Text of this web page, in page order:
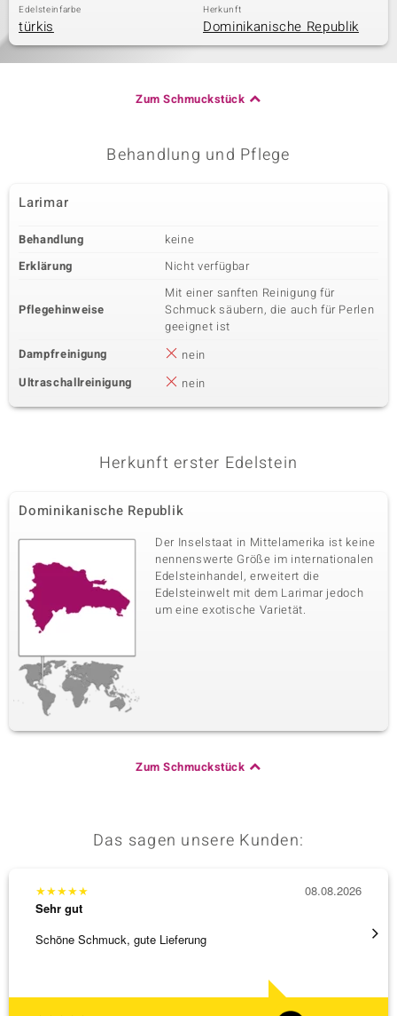
Edelsteinfarbe
türkis
Herkunft
Dominikanische Republik
Zum Schmuckstück
Behandlung und Pflege
Larimar
Behandlung
keine
Erklärung
Nicht verfügbar
Pflegehinweise
Mit einer sanften Reinigung für
Schmuck säubern, die auch für Perlen
geeignet ist
Dampfreinigung
nein
Ultraschallreinigung
nein
Herkunft erster Edelstein
Dominikanische Republik
Der Inselstaat in Mittelamerika ist keine
nennenswerte Größe im internationalen
Edelsteinhandel, erweitert die
Edelsteinwelt mit dem Larimar jedoch
um eine exotische Varietät.
Zum Schmuckstück
Das sagen unsere Kunden:
★★★★★
Sehr gut
Schöne Schmuck, gute Lieferung
08.08.2026